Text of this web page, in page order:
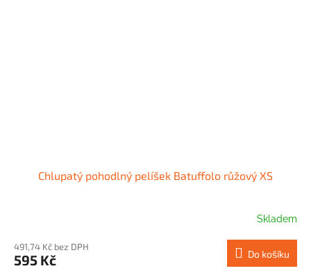
Chlupatý pohodlný pelíšek Batuffolo růžový XS
Skladem
491,74 Kč bez DPH
595 Kč Do košíku